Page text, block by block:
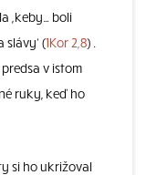
,keby… boli
(1Kor 2,8) .
v istom
ruky, keď ho
si ho ukrižoval